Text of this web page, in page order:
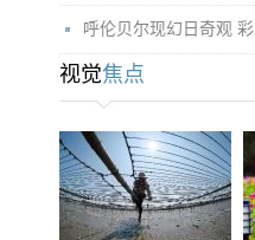
呼伦贝尔现幻日奇观
视觉焦点